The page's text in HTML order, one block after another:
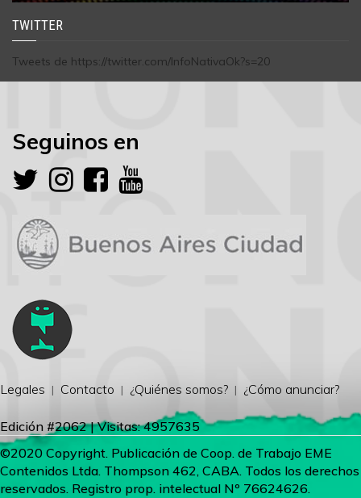
TWITTER
Tweets de https://twitter.com/InfoNativaOk?s=20
Seguinos en
Legales Contacto ¿Quiénes somos? ¿Cómo anunciar?
Edición #2062 | Visitas: 4957635
©2020 Copyright. Publicación de Coop. de Trabajo EME
Contenidos Ltda. Thompson 462, CABA. Todos los derechos
reservados. Registro prop. intelectual Nº 76624626.